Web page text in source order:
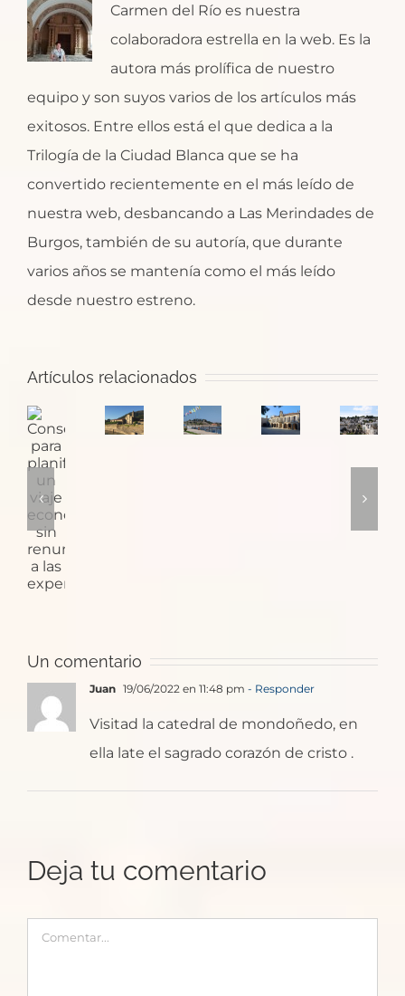
Carmen del Río es nuestra
colaboradora estrella en la web. Es la
autora más prolífica de nuestro
equipo y son suyos varios de los artículos más
exitosos. Entre ellos está el que dedica a la
Trilogía de la Ciudad Blanca que se ha
convertido recientemente en el más leído de
nuestra web, desbancando a Las Merindades de
Burgos, también de su autoría, que durante
varios años se mantenía como el más leído
desde nuestro estreno.
Artículos relacionados
Consejos
para
planificar
viaje
económico
experiencias
¿Dónde
empieza
Puglia
Un comentario
Juan 19/06/2022 en 11:48 pm - Responder
Visitad la catedral de mondoñedo, en
ella late el sagrado corazón de cristo .
Deja tu comentario
Comentar